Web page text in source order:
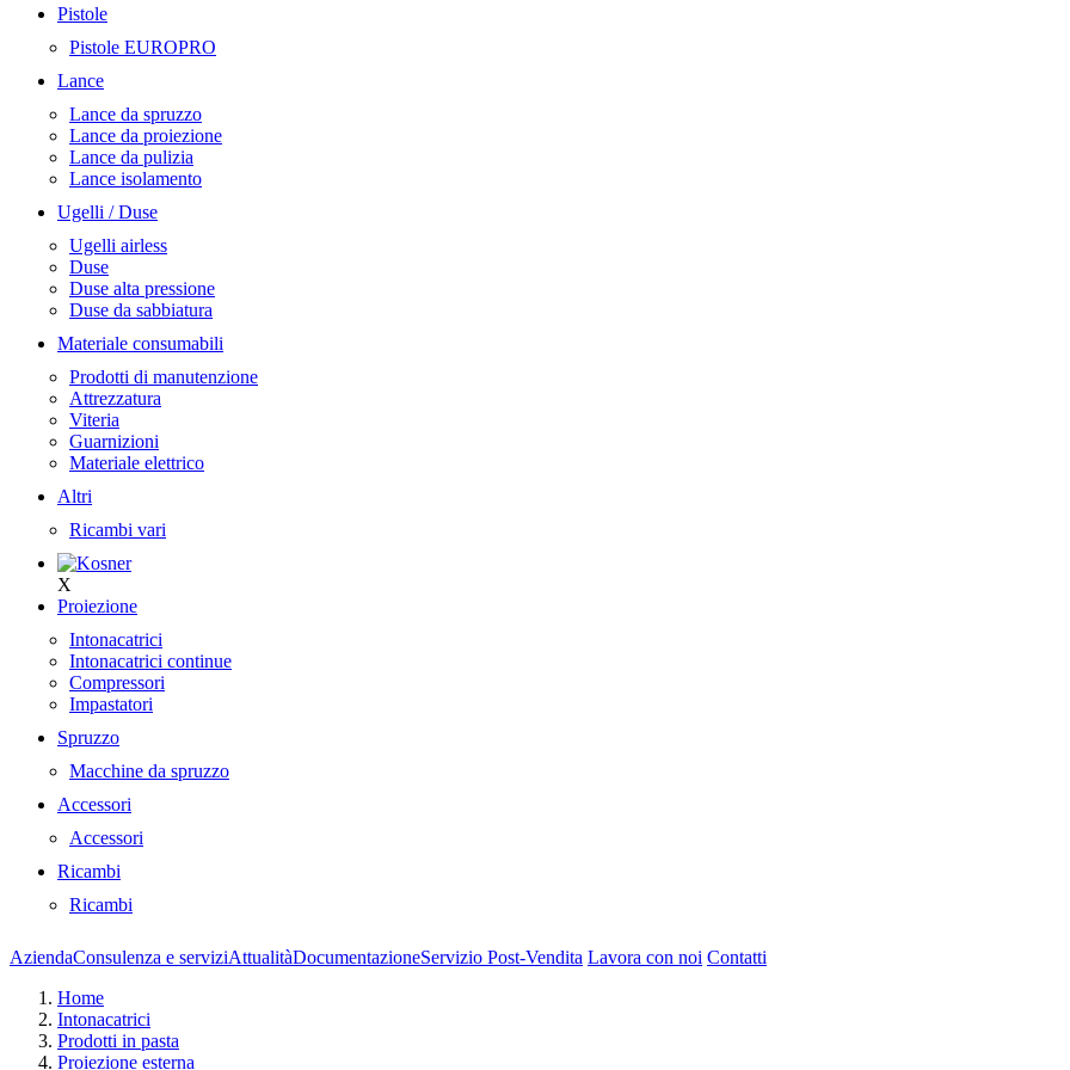
Pistole
Pistole EUROPRO
Lance
Lance da spruzzo
Lance da proiezione
Lance da pulizia
Lance isolamento
Ugelli / Duse
Ugelli airless
Duse
Duse alta pressione
Duse da sabbiatura
Materiale consumabili
Prodotti di manutenzione
Attrezzatura
Viteria
Guarnizioni
Materiale elettrico
Altri
Ricambi vari
X
Proiezione
Intonacatrici
Intonacatrici continue
Compressori
Impastatori
Spruzzo
Macchine da spruzzo
Accessori
Accessori
Ricambi
Ricambi
AziendaConsulenza e serviziAttualitàDocumentazioneServizio Post-Vendita Lavora con noi Contatti
Home
Intonacatrici
Prodotti in pasta
Proiezione esterna